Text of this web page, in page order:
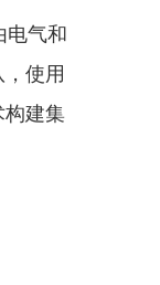
电气和
使用
构建集